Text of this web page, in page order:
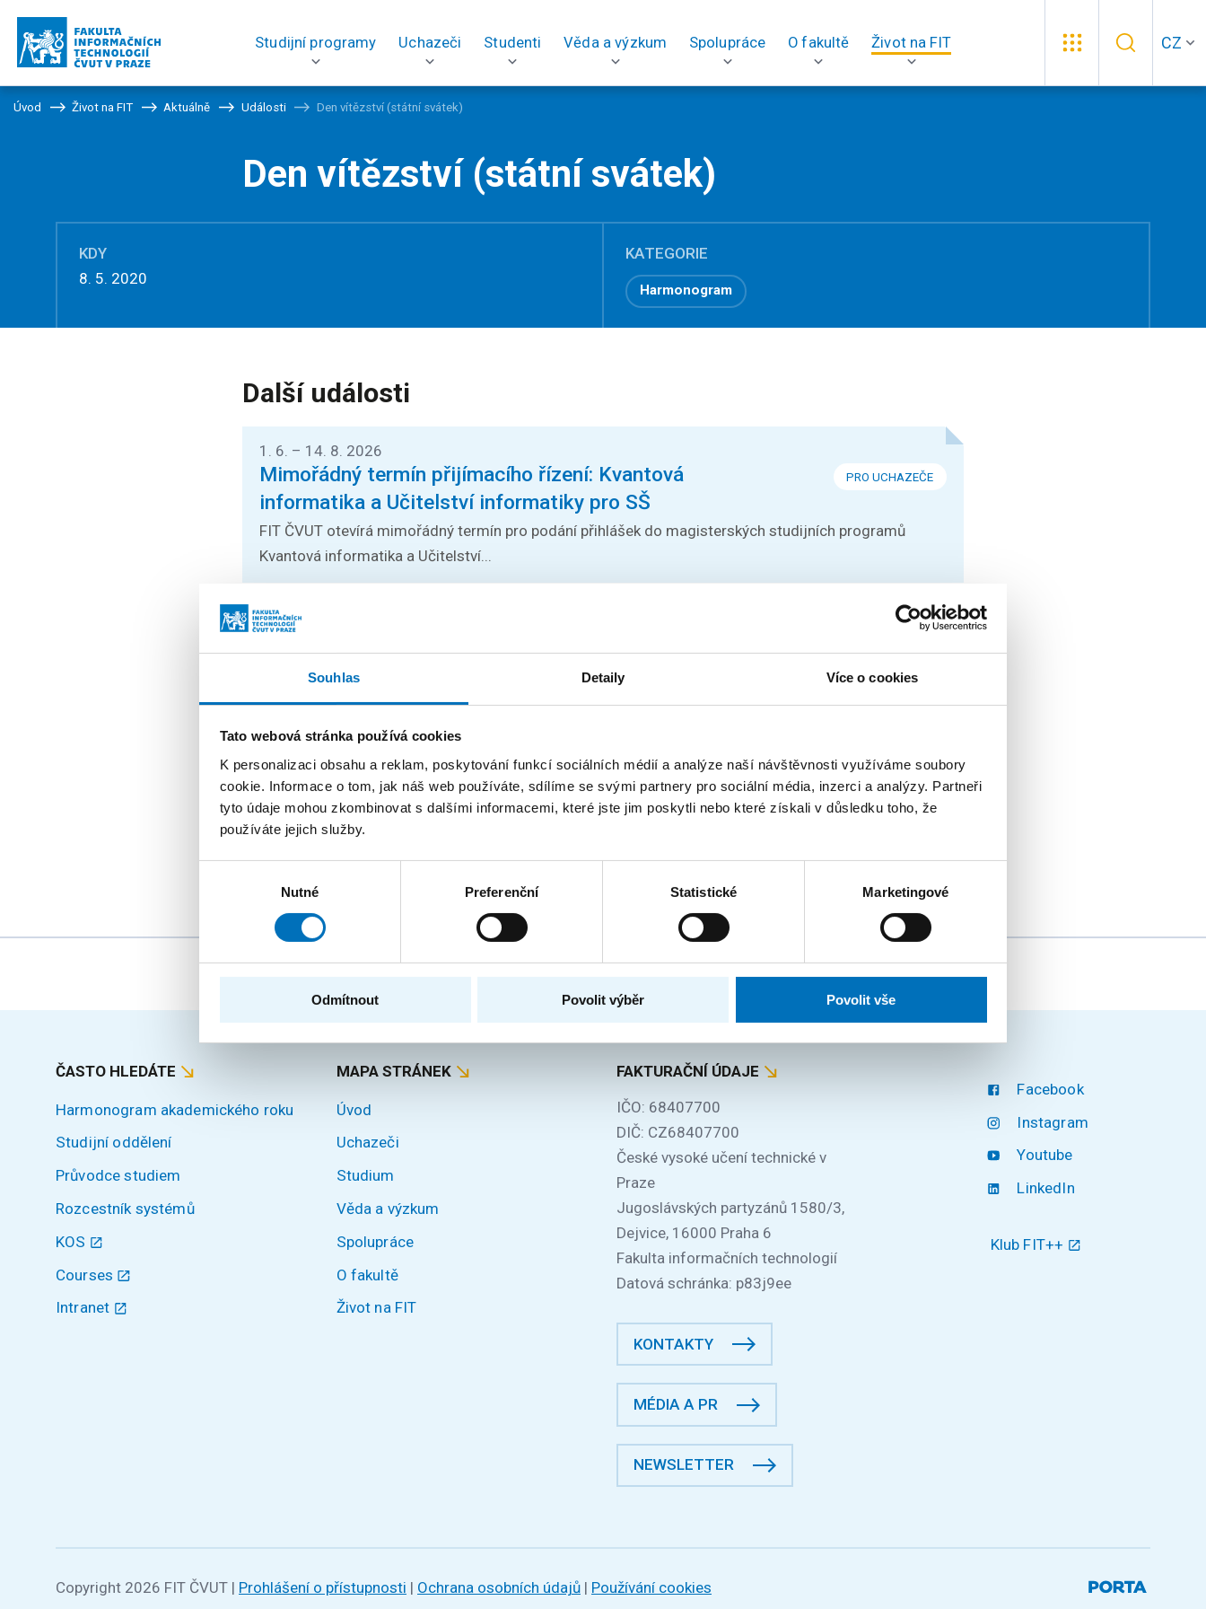
Souhlas Detaily Více o cookies
Tato webová stránka používá cookies
K personalizaci obsahu a reklam, poskytování funkcí sociálních médií a analýze naší návštěvnosti využíváme soubory
cookie. Informace o tom, jak náš web používáte, sdílíme se svými partnery pro sociální média, inzerci a analýzy. Partneři
tyto údaje mohou zkombinovat s dalšími informacemi, které jste jim poskytli nebo které získali v důsledku toho, že
používáte jejich služby.
Nutné Preferenční Statistické Marketingové
Odmítnout Povolit výběr Povolit vše
Studijní programy Uchazeči Studenti Věda a výzkum Spolupráce O fakultě Život na FIT CZ
Úvod Život na FIT Aktuálně Události Den vítězství (státní svátek)
Den vítězství (státní svátek)
KDY
8. 5. 2020
KATEGORIE
Harmonogram
Další události
1. 6. – 14. 8. 2026
Mimořádný termín přijímacího řízení: Kvantová
informatika a Učitelství informatiky pro SŠ
PRO UCHAZEČE
FIT ČVUT otevírá mimořádný termín pro podání přihlášek do magisterských studijních programů
Kvantová informatika a Učitelství...
24. 8. – 26. 8. 2026
Prague Stringology Conference 2026
Přednášky zahraničních odborníků z oblasti stringologie a dalších příbuzných témat si můžete přijít
poslechnout na mezinárodní...
26. 8. – 27. 8. 2026
Summer Stringmasters 2026 KONFERENCE
StringMasters sdružuje výzkumné pracovníky v oblasti řetězcových algoritmů na všech úrovních
Bc. Veronika Dvořáková
ČASTO HLEDÁTE
Harmonogram akademického roku
Studijní oddělení
Průvodce studiem
Rozcestník systémů
KOS
Courses
Intranet
MAPA STRÁNEK
Úvod
Uchazeči
Studium
Věda a výzkum
Spolupráce
O fakultě
Život na FIT
FAKTURAČNÍ ÚDAJE
IČO: 68407700
DIČ: CZ68407700
České vysoké učení technické v
Praze
Jugoslávských partyzánů 1580/3,
Dejvice, 16000 Praha 6
Fakulta informačních technologií
Datová schránka: p83j9ee
KONTAKTY
MÉDIA A PR
NEWSLETTER
Facebook
Instagram
Youtube
LinkedIn
Klub FIT++
Copyright 2026 FIT ČVUT | Prohlášení o přístupnosti | Ochrana osobních údajů | Používání cookies